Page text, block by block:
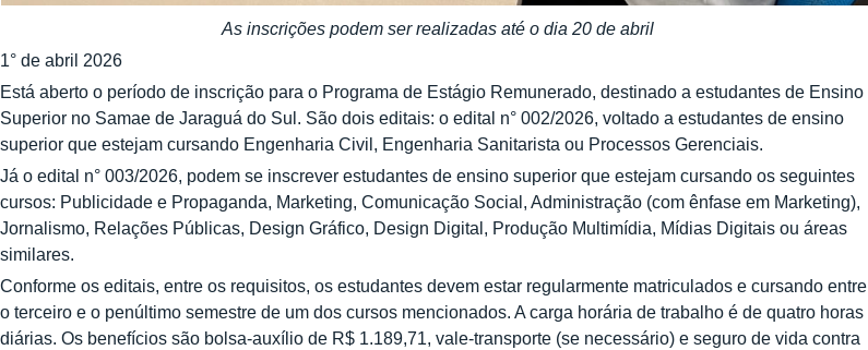
As inscrições podem ser realizadas até o dia 20 de abril
1° de abril 2026
Está aberto o período de inscrição para o Programa de Estágio Remunerado, destinado a estudantes de Ensino
Superior no Samae de Jaraguá do Sul. São dois editais: o edital n° 002/2026, voltado a estudantes de ensino
superior que estejam cursando Engenharia Civil, Engenharia Sanitarista ou Processos Gerenciais.
Já o edital n° 003/2026, podem se inscrever estudantes de ensino superior que estejam cursando os seguintes
cursos: Publicidade e Propaganda, Marketing, Comunicação Social, Administração (com ênfase em Marketing),
Jornalismo, Relações Públicas, Design Gráfico, Design Digital, Produção Multimídia, Mídias Digitais ou áreas
similares.
Conforme os editais, entre os requisitos, os estudantes devem estar regularmente matriculados e cursando entre
o terceiro e o penúltimo semestre de um dos cursos mencionados. A carga horária de trabalho é de quatro horas
diárias. Os benefícios são bolsa-auxílio de R$ 1.189,71, vale-transporte (se necessário) e seguro de vida contra